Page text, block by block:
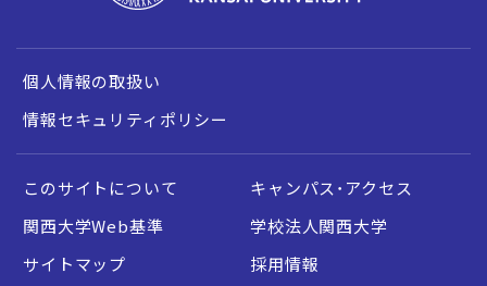
個人情報の取扱い
情報セキュリティポリシー
このサイトについて
キャンパス・アクセス
関西大学Web基準
学校法人関西大学
サイトマップ
採用情報